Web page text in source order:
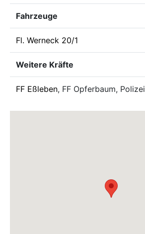
Fahrzeuge
Fl. Werneck 20/1
Weitere Kräfte
FF Eßleben, FF Opferbaum, Polizei